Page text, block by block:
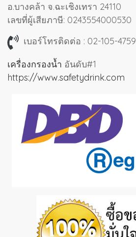
อ.บางคล้า จ.ฉะเชิงเทรา 24110
เลขที่ผู้เสียภาษี: 0243554000530
เบอร์โทรติดต่อ : 02-105-4759
เครื่องกรองน้ำ อันดับ#1
https://www.safetydrink.com